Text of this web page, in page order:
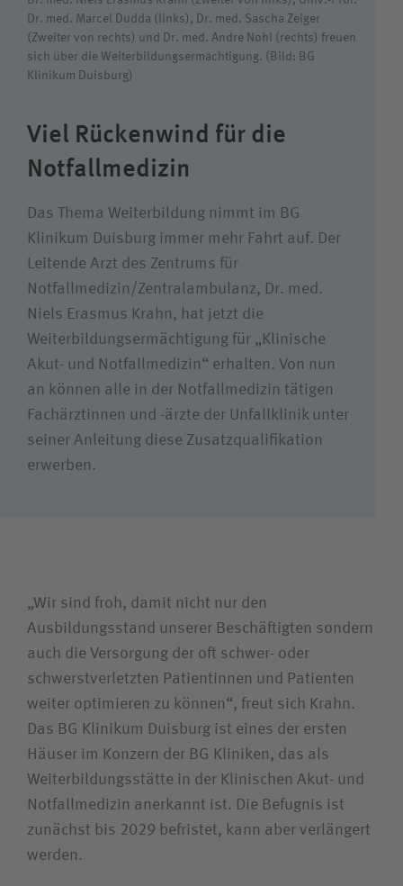
Suchwert
Dr. med. Marcel Dudda (links), Dr. med. Sascha Zeiger
(Zweiter von rechts) und Dr. med. Andre Nohl (rechts) freuen
sich über die Weiterbildungsermächtigung. (Bild: BG
Klinikum Duisburg)
Viel Rückenwind für die
Notfallmedizin
Das Thema Weiterbildung nimmt im BG
Klinikum Duisburg immer mehr Fahrt auf. Der
Leitende Arzt des Zentrums für
Notfallmedizin/Zentralambulanz, Dr. med.
Niels Erasmus Krahn, hat jetzt die
Weiterbildungsermächtigung für „Klinische
Akut- und Notfallmedizin“ erhalten. Von nun
an können alle in der Notfallmedizin tätigen
Fachärztinnen und -ärzte der Unfallklinik unter
seiner Anleitung diese Zusatzqualifikation
erwerben.
„Wir sind froh, damit nicht nur den
Ausbildungsstand unserer Beschäftigten sondern
auch die Versorgung der oft schwer- oder
schwerstverletzten Patientinnen und Patienten
weiter optimieren zu können“, freut sich Krahn.
Das BG Klinikum Duisburg ist eines der ersten
Häuser im Konzern der BG Kliniken, das als
Weiterbildungsstätte in der Klinischen Akut- und
Notfallmedizin anerkannt ist. Die Befugnis ist
zunächst bis 2029 befristet, kann aber verlängert
werden.